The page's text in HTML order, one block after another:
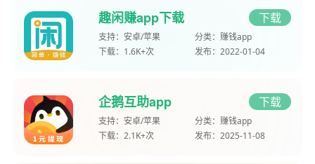
趣闲赚app下载 下载
支持： 安卓/苹果 分类： 赚钱app
下载： 1.6K+次 发布： 2022-01-04
企鹅互助app 下载
支持： 安卓/苹果 分类： 赚钱app
下载： 2.1K+次 发布： 2025-11-08